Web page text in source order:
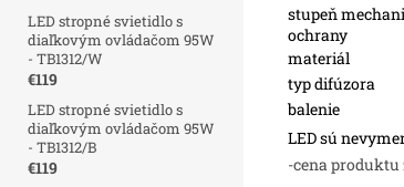
LED stropné svietidlo s
diaľkovým ovládačom 95W
- TB1312/W
€119
LED stropné svietidlo s
diaľkovým ovládačom 95W
- TB1312/B
€119
stupeň
ochrany
materiál
typ difúzora
balenie
LED sú
-cena produktu